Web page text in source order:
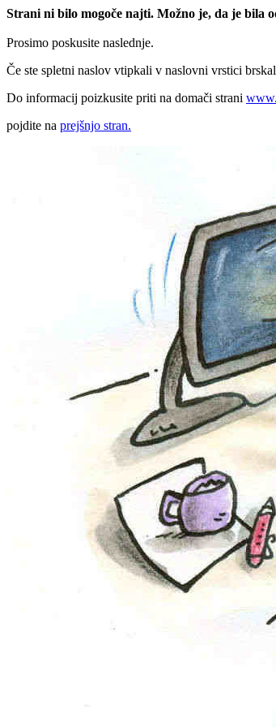
Strani ni bilo mogoče najti. Možno je, da je bila
Prosimo poskusite naslednje.
Če ste spletni naslov vtipkali v naslovni vrstici
Do informacij poizkusite priti na domači strani
pojdite na prejšnjo stran.